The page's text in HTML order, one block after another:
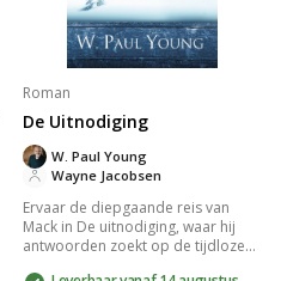
Roman
De Uitnodiging
Wayne Jacobsen
W. Paul Young
Ervaar de diepgaande reis van
Mack in De uitnodiging, waar hij
antwoorden zoekt op de tijdloze